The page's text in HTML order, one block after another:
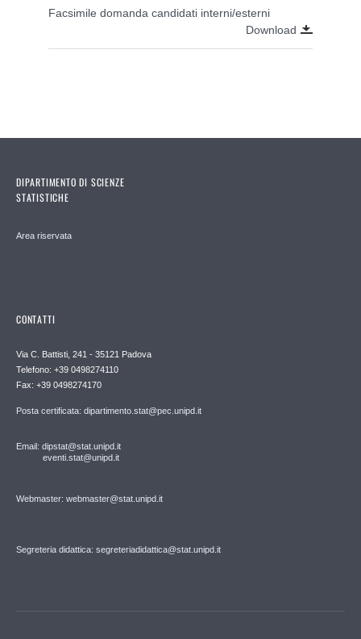
Facsimile domanda candidati interni/esterni
Download
DIPARTIMENTO DI SCIENZE
STATISTICHE
Area riservata
CONTATTI
Via C. Battisti, 241 - 35121 Padova
Telefono: +39 0498274110
Fax: +39 0498274170
Posta certificata: dipartimento.stat@pec.unipd.it
Email: dipstat@stat.unipd.it
eventi.stat@unipd.it
Webmaster: webmaster@stat.unipd.it
Segreteria didattica: segreteriadidattica@stat.unipd.it